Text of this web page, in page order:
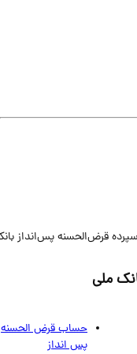
قرض‌الحسنه پس‌انداز بانک
ملی
حساب قرض الحسنه
پس انداز